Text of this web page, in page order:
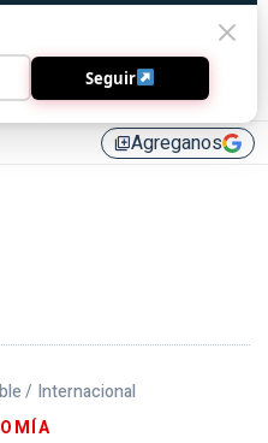
library_addAgreganos
/ Internacional
Seguir